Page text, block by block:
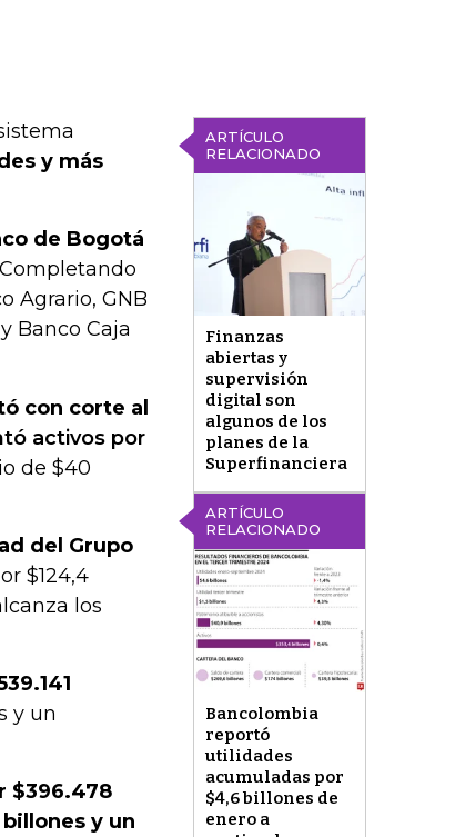
ARTÍCULO
RELACIONADO
Finanzas
abiertas y
supervisión
digital son
algunos de los
planes de la
Superfinanciera
y más
de Bogotá
Agrario, GNB
Banco Caja
ARTÍCULO
RELACIONADO
Bancolombia
reportó
utilidades
acumuladas por
$4,6 billones de
enero a
con corte al
activos por
de $40
del Grupo
$124,4
los
y un
$396.478
y un